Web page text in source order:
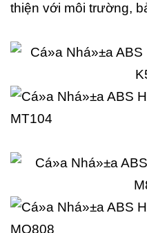
thiện với môi trường,